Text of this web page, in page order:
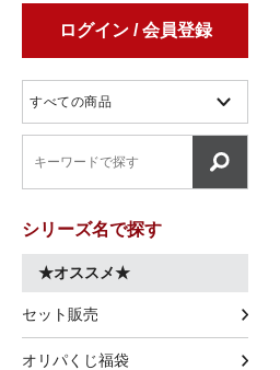
ログイン / 会員登録
シリーズ名で探す
★オススメ★
セット販売
オリパくじ福袋